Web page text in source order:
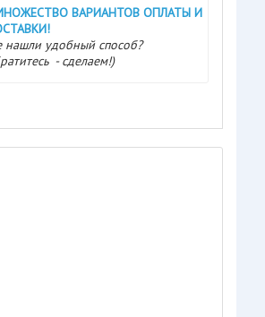
ВАРИАНТОВ ОПЛАТЫ И
нашли удобный способ?
- сделаем!)